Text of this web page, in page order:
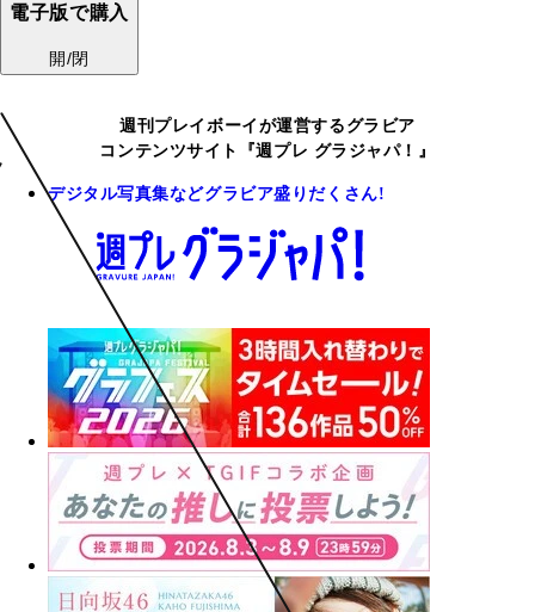
電子版で購入
開/閉
週刊プレイボーイが運営するグラビア
コンテンツサイト『週プレ グラジャパ！』
デジタル写真集などグラビア盛りだくさん!